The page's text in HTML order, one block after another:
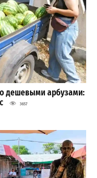
дешевыми арбузами:
3657